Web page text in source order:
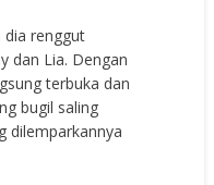
dia renggut
dan Lia. Dengan
terbuka dan
bugil saling
dilemparkannya